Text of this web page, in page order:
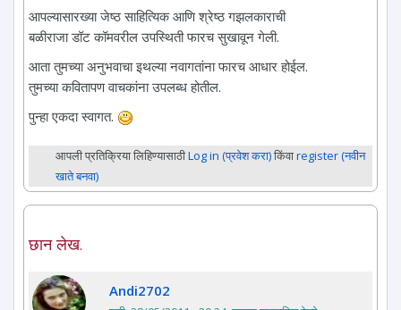
आपल्यासारख्या जेष्ठ साहित्यिक आणि श्रेष्ठ गझलकाराची
बळीराजा डॉट कॉमवरील उपस्थिती फारच सुखावून गेली.
आता तुमच्या अनुभवाचा इथल्या नवागतांना फारच आधार होईल.
तुमच्या कवितापण वाचकांना उपलब्ध होतील.
पुन्हा एकदा स्वागत.
आपली प्रतिक्रिया लिहिण्यासाठीLog in (प्रवेश करा)किंवाregister (नवीन
खाते बनवा)
छान लेख.
Andi2702